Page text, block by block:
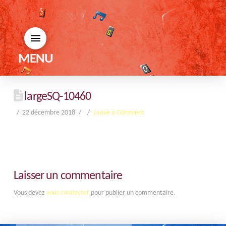
MENU
largeSQ-10460
22 décembre 2018 Leave a Comment
Laisser un commentaire
Vous devez vous connecterpour publier un commentaire.